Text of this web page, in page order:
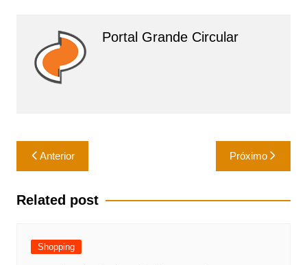
k
Portal Grande Circular
Navegação
de
Post
Anterior Próximo
Related post
Shopping